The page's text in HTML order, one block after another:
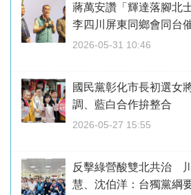
蔣萬安讚「輝達落腳北
李四川屏東同鄉會同台
2026-05-31 10:46
國民黨彰化市長初選
調、藍白合作拚整合
2026-05-27 15:55
反擊綠營酸雙北共治
慧、沈伯洋：台獨黨綱